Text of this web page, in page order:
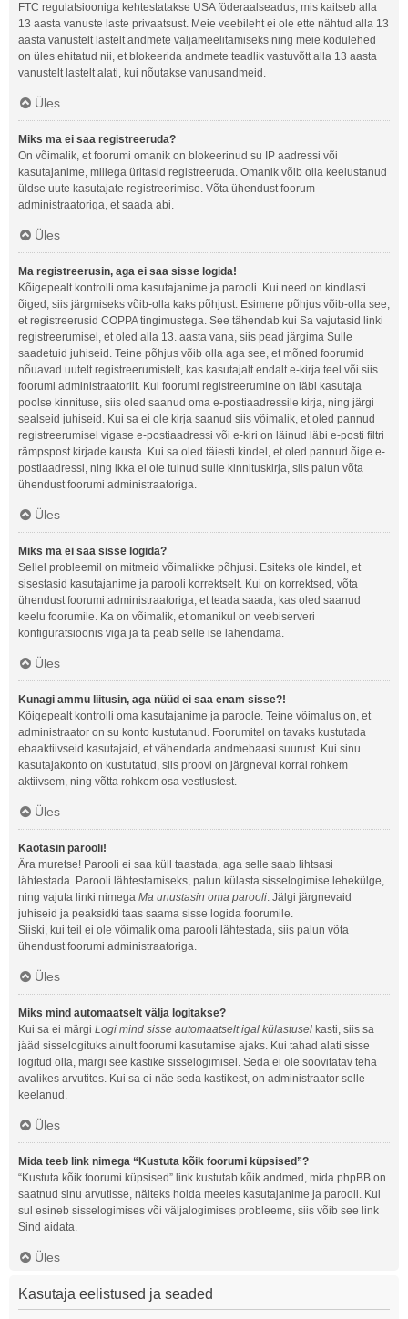
FTC regulatsiooniga kehtestatakse USA föderaalseadus, mis kaitseb alla
13 aasta vanuste laste privaatsust. Meie veebileht ei ole ette nähtud alla 13
aasta vanustelt lastelt andmete väljameelitamiseks ning meie kodulehed
on üles ehitatud nii, et blokeerida andmete teadlik vastuvõtt alla 13 aasta
vanustelt lastelt alati, kui nõutakse vanusandmeid.
Üles
Miks ma ei saa registreeruda?
On võimalik, et foorumi omanik on blokeerinud su IP aadressi või
kasutajanime, millega üritasid registreeruda. Omanik võib olla keelustanud
üldse uute kasutajate registreerimise. Võta ühendust foorum
administraatoriga, et saada abi.
Üles
Ma registreerusin, aga ei saa sisse logida!
Kõigepealt kontrolli oma kasutajanime ja parooli. Kui need on kindlasti
õiged, siis järgmiseks võib-olla kaks põhjust. Esimene põhjus võib-olla see,
et registreerusid COPPA tingimustega. See tähendab kui Sa vajutasid linki
registreerumisel, et oled alla 13. aasta vana, siis pead järgima Sulle
saadetuid juhiseid. Teine põhjus võib olla aga see, et mõned foorumid
nõuavad uutelt registreerumistelt, kas kasutajalt endalt e-kirja teel või siis
foorumi administraatorilt. Kui foorumi registreerumine on läbi kasutaja
poolse kinnituse, siis oled saanud oma e-postiaadressile kirja, ning järgi
sealseid juhiseid. Kui sa ei ole kirja saanud siis võimalik, et oled pannud
registreerumisel vigase e-postiaadressi või e-kiri on läinud läbi e-posti filtri
rämpspost kirjade kausta. Kui sa oled täiesti kindel, et oled pannud õige e-
postiaadressi, ning ikka ei ole tulnud sulle kinnituskirja, siis palun võta
ühendust foorumi administraatoriga.
Üles
Miks ma ei saa sisse logida?
Sellel probleemil on mitmeid võimalikke põhjusi. Esiteks ole kindel, et
sisestasid kasutajanime ja parooli korrektselt. Kui on korrektsed, võta
ühendust foorumi administraatoriga, et teada saada, kas oled saanud
keelu foorumile. Ka on võimalik, et omanikul on veebiserveri
konfiguratsioonis viga ja ta peab selle ise lahendama.
Üles
Kunagi ammu liitusin, aga nüüd ei saa enam sisse?!
Kõigepealt kontrolli oma kasutajanime ja paroole. Teine võimalus on, et
administraator on su konto kustutanud. Foorumitel on tavaks kustutada
ebaaktiivseid kasutajaid, et vähendada andmebaasi suurust. Kui sinu
kasutajakonto on kustutatud, siis proovi on järgneval korral rohkem
aktiivsem, ning võtta rohkem osa vestlustest.
Üles
Kaotasin parooli!
Ära muretse! Parooli ei saa küll taastada, aga selle saab lihtsasi
lähtestada. Parooli lähtestamiseks, palun külasta sisselogimise lehekülge,
ning vajuta linki nimega Ma unustasin oma parooli. Jälgi järgnevaid
juhiseid ja peaksidki taas saama sisse logida foorumile.
Siiski, kui teil ei ole võimalik oma parooli lähtestada, siis palun võta
ühendust foorumi administraatoriga.
Üles
Miks mind automaatselt välja logitakse?
Kui sa ei märgi Logi mind sisse automaatselt igal külastusel kasti, siis sa
jääd sisselogituks ainult foorumi kasutamise ajaks. Kui tahad alati sisse
logitud olla, märgi see kastike sisselogimisel. Seda ei ole soovitatav teha
avalikes arvutites. Kui sa ei näe seda kastikest, on administraator selle
keelanud.
Üles
Mida teeb link nimega “Kustuta kõik foorumi küpsised”?
“Kustuta kõik foorumi küpsised” link kustutab kõik andmed, mida phpBB on
saatnud sinu arvutisse, näiteks hoida meeles kasutajanime ja parooli. Kui
sul esineb sisselogimises või väljalogimises probleeme, siis võib see link
Sind aidata.
Üles
Kasutaja eelistused ja seaded